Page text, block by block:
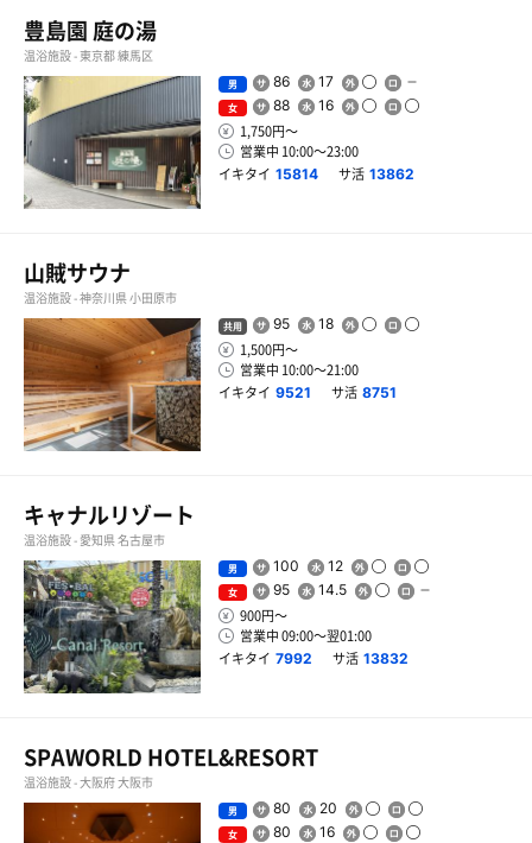
豊島園 庭の湯
温浴施設 - 東京都 練馬区
男 86 17
女 88 16
1,750円〜
営業中 10:00〜23:00
イキタイ 15814 サ活 13862
山賊サウナ
温浴施設 - 神奈川県 小田原市
共用 95 18
1,500円〜
営業中 10:00〜21:00
イキタイ 9521 サ活 8751
キャナルリゾート
温浴施設 - 愛知県 名古屋市
男 100 12
女 95 14.5
900円〜
営業中 09:00〜翌01:00
イキタイ 7992 サ活 13832
SPAWORLD HOTEL&RESORT
温浴施設 - 大阪府 大阪市
男 80 20
女 80 16